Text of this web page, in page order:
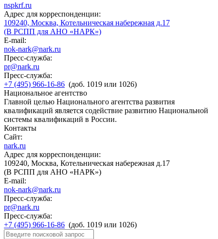
nspkrf.ru
Адрес для корреспонденции:
109240, Москва, Котельническая набережная д.17
(В РСПП для АНО «НАРК»)
E-mail:
nok-nark@nark.ru
Пресс-служба:
pr@nark.ru
Пресс-служба:
+7 (495) 966-16-86 (доб. 1019 или 1026)
Национальное агентство
Главной целью Национального агентства развития
квалификаций является содействие развитию Национальной
системы квалификаций в России.
Контакты
Сайт:
nark.ru
Адрес для корреспонденции:
109240, Москва, Котельническая набережная д.17
(В РСПП для АНО «НАРК»)
E-mail:
nok-nark@nark.ru
Пресс-служба:
pr@nark.ru
Пресс-служба:
+7 (495) 966-16-86 (доб. 1019 или 1026)